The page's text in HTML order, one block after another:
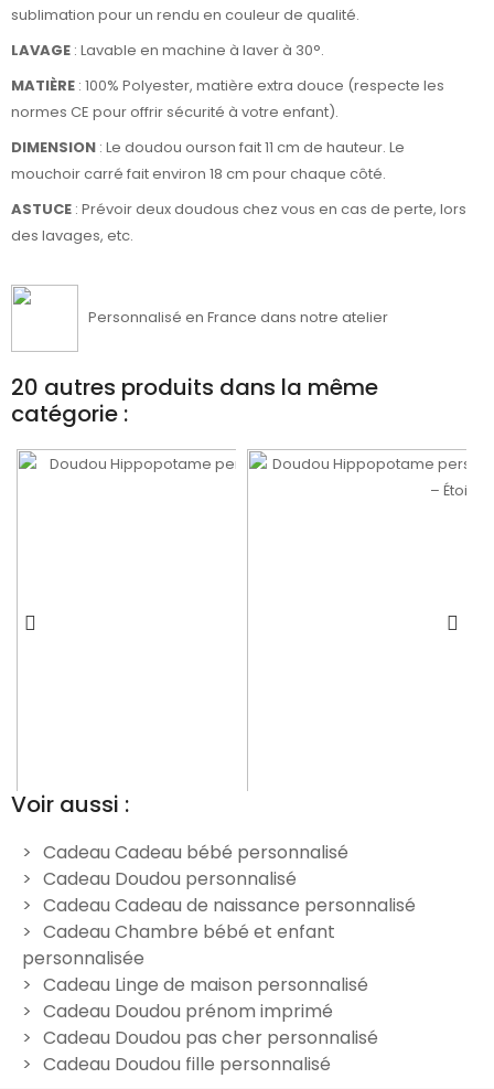
sublimation pour un rendu en couleur de qualité.
LAVAGE : Lavable en machine à laver à 30°.
MATIÈRE : 100% Polyester, matière extra douce (respecte les
normes CE pour offrir sécurité à votre enfant).
DIMENSION : Le doudou ourson fait 11 cm de hauteur. Le
mouchoir carré fait environ 18 cm pour chaque côté.
ASTUCE : Prévoir deux doudous chez vous en cas de perte, lors
des lavages, etc.
Personnalisé en France dans notre atelier
20 autres produits dans la même
catégorie :
Doudou Hippopotame
personnalisable – Lune bleu
24,90 €
Doudou Hippopotame
personnalisé avec un
prénom – Étoile
24,90 €
Voir aussi :
Cadeau Cadeau bébé personnalisé
Cadeau Doudou personnalisé
Cadeau Cadeau de naissance personnalisé
Cadeau Chambre bébé et enfant
personnalisée
Cadeau Linge de maison personnalisé
Cadeau Doudou prénom imprimé
Cadeau Doudou pas cher personnalisé
Cadeau Doudou fille personnalisé